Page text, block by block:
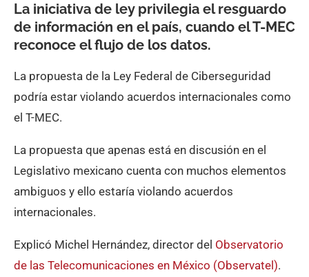
La iniciativa de ley privilegia el resguardo
de información en el país, cuando el T-MEC
reconoce el flujo de los datos.
La propuesta de la Ley Federal de Ciberseguridad
podría estar violando acuerdos internacionales como
el T-MEC.
La propuesta que apenas está en discusión en el
Legislativo mexicano cuenta con muchos elementos
ambiguos y ello estaría violando acuerdos
internacionales.
Explicó Michel Hernández, director del Observatorio
de las Telecomunicaciones en México (Observatel).